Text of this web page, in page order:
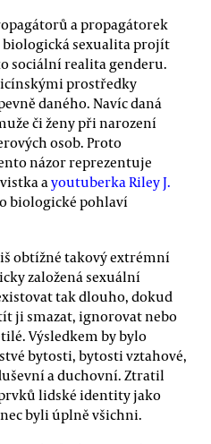
a propagátorek
sexualita projít
sociální realita genderu.
prostředky
daného. Navíc daná
či ženy při narození
osob. Proto
názor reprezentuje
ayoutuberka Riley J.
biologické pohlaví
obtížné takový extrémní
založená sexuální
tak dlouho, dokud
ji smazat, ignorovat nebo
Výsledkem by bylo
bytosti, bytosti vztahové,
a duchovní. Ztratil
lidské identity jako
byli úplně všichni.